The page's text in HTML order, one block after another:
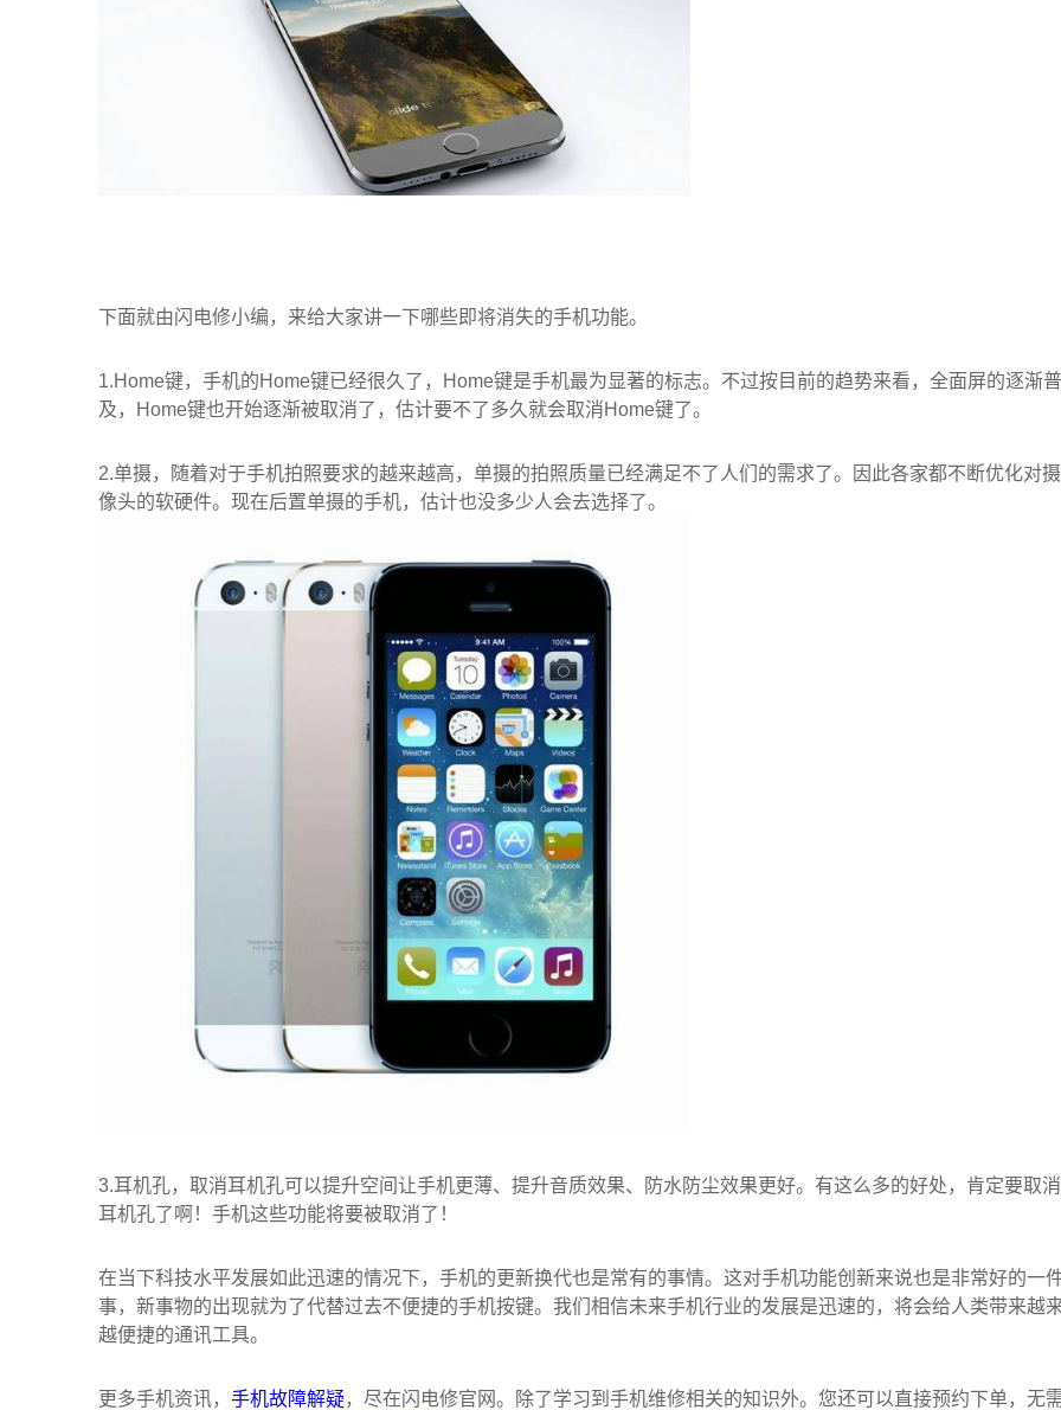
下面就由闪电修小编，来给大家讲一下哪些即将消失的手机功能。
1.Home键，手机的Home键已经很久了，Home键是手机最为显著的标志。不过按目前的趋势来看，全面屏的逐渐普
及，Home键也开始逐渐被取消了，估计要不了多久就会取消Home键了。
2.单摄，随着对于手机拍照要求的越来越高，单摄的拍照质量已经满足不了人们的需求了。因此各家都不断优化对摄
像头的软硬件。现在后置单摄的手机，估计也没多少人会去选择了。
3.耳机孔，取消耳机孔可以提升空间让手机更薄、提升音质效果、防水防尘效果更好。有这么多的好处，肯定要取消
耳机孔了啊！手机这些功能将要被取消了！
在当下科技水平发展如此迅速的情况下，手机的更新换代也是常有的事情。这对手机功能创新来说也是非常好的一
事，新事物的出现就为了代替过去不便捷的手机按键。我们相信未来手机行业的发展是迅速的，将会给人类带来越
越便捷的通讯工具。
更多手机资讯， 手机故障解疑，尽在闪电修官网。除了学习到手机维修相关的知识外。您还可以直接预约下单，无